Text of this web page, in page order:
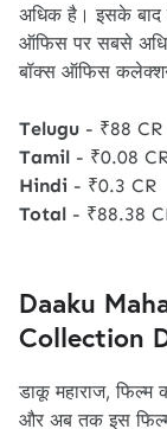
अधिक है। इसके बाद
ऑफिस पर सबसे
बॉक्स ऑफिस कलेक्शन
Telugu - ₹88 CR
Tamil - ₹0.08
Hindi - ₹0.3 CR
Total - ₹88.38
Daaku
Collection
डाकू महाराज,
और अब तक इस